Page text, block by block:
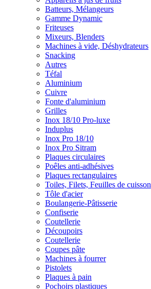
Batteurs, Mélangeurs
Gamme Dynamic
Friteuses
Mixeurs, Blenders
Machines à vide, Déshydrateurs
Snacking
Autres
Téfal
Aluminium
Cuivre
Fonte d'aluminium
Grilles
Inox 18/10 Pro-luxe
Induplus
Inox Pro 18/10
Inox Pro Sitram
Plaques circulaires
Poêles anti-adhésives
Plaques rectangulaires
Toiles, Filets, Feuilles de cuisson
Tôle d'acier
Boulangerie-Pâtisserie
Confiserie
Coutellerie
Découpoirs
Coutellerie
Coupes pâte
Machines à fourrer
Pistolets
Plaques à pain
Pochoirs plastiques